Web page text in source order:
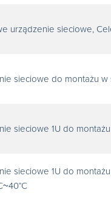
urządzenie sieciowe,
sieciowe do montażu w
sieciowe 1U do montażu
sieciowe 1U do montażu